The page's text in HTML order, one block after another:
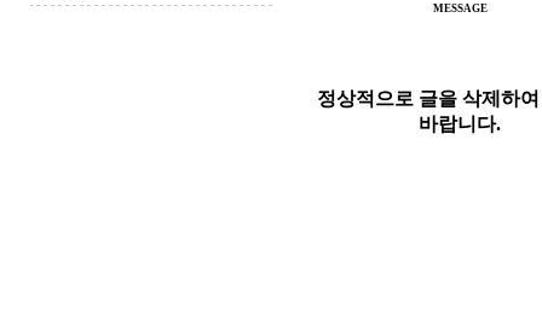
MESSAGE
정상적으로 글을 삭제하
바랍니다.